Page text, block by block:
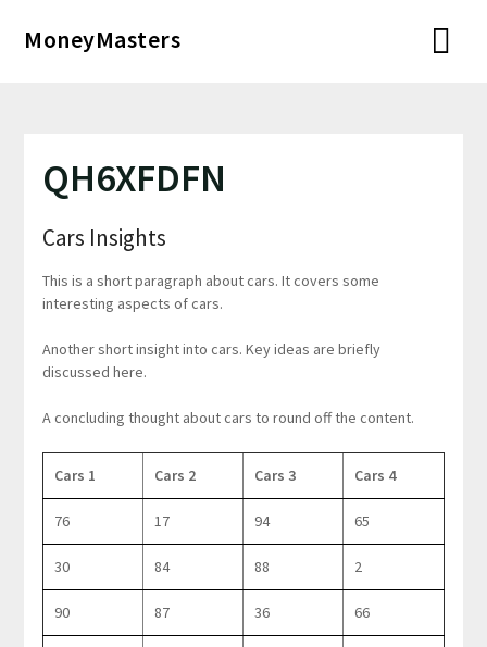
MoneyMasters
QH6XFDFN
Cars Insights
This is a short paragraph about cars. It covers some
interesting aspects of cars.
Another short insight into cars. Key ideas are briefly
discussed here.
A concluding thought about cars to round off the content.
Cars 1 Cars 2 Cars 3 Cars 4
76 17 94 65
30 84 88 2
90 87 36 66